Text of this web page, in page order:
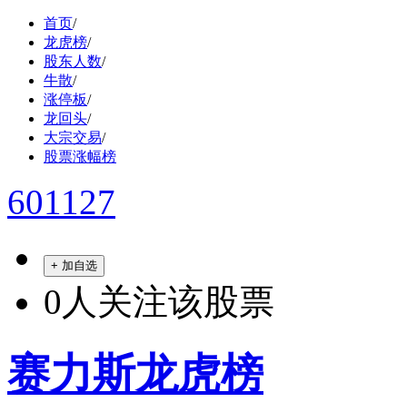
首页/
龙虎榜/
股东人数/
牛散/
涨停板/
龙回头/
大宗交易/
股票涨幅榜
601127
+ 加自选
0 人关注该股票
赛力斯龙虎榜